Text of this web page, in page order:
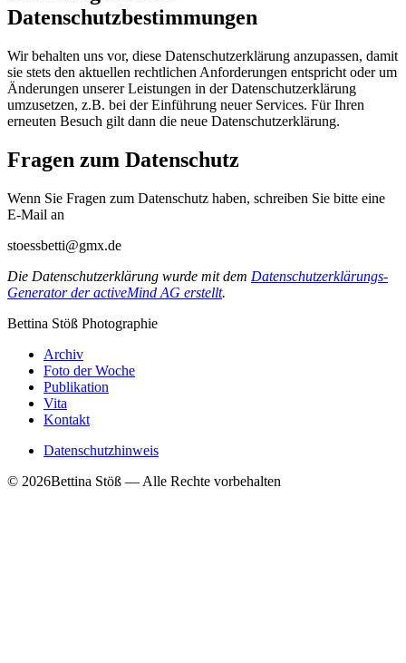
Datenschutzbestimmungen
Wir behalten uns vor, diese Datenschutzerklärung anzupassen, damit
sie stets den aktuellen rechtlichen Anforderungen entspricht oder um
Änderungen unserer Leistungen in der Datenschutzerklärung
umzusetzen, z.B. bei der Einführung neuer Services. Für Ihren
erneuten Besuch gilt dann die neue Datenschutzerklärung.
Fragen zum Datenschutz
Wenn Sie Fragen zum Datenschutz haben, schreiben Sie bitte eine
E-Mail an
stoessbetti@gmx.de
Die Datenschutzerklärung wurde mit dem Datenschutzerklärungs-
Generator der activeMind AG erstellt.
Bettina Stöß Photographie
Archiv
Foto der Woche
Publikation
Vita
Kontakt
Datenschutzhinweis
© 2026Bettina Stöß — Alle Rechte vorbehalten